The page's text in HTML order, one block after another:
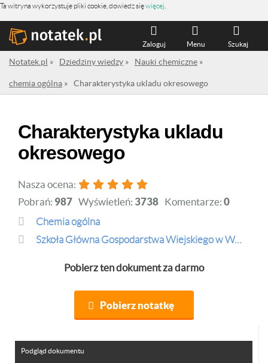
Ta witryna wykorzystuje pliki cookie, dowiedz sięwięcej
Szukaj
Menu
Zaloguj
Notatek.pl » Dziedziny wiedzy » Nauki chemiczne »
chemia ogólna » Charakterystyka ukladu okresowego
Charakterystyka ukladu
okresowego
Nasza ocena:
Pobrań: 987 Wyświetleń: 3738 Komentarze: 0
chemia ogólna
Szkoła Główna Gospodarstwa Wiejskiego w Warszawie
Pobierz ten dokument za darmo
Pobierz notatkę
Podgląd dokumentu